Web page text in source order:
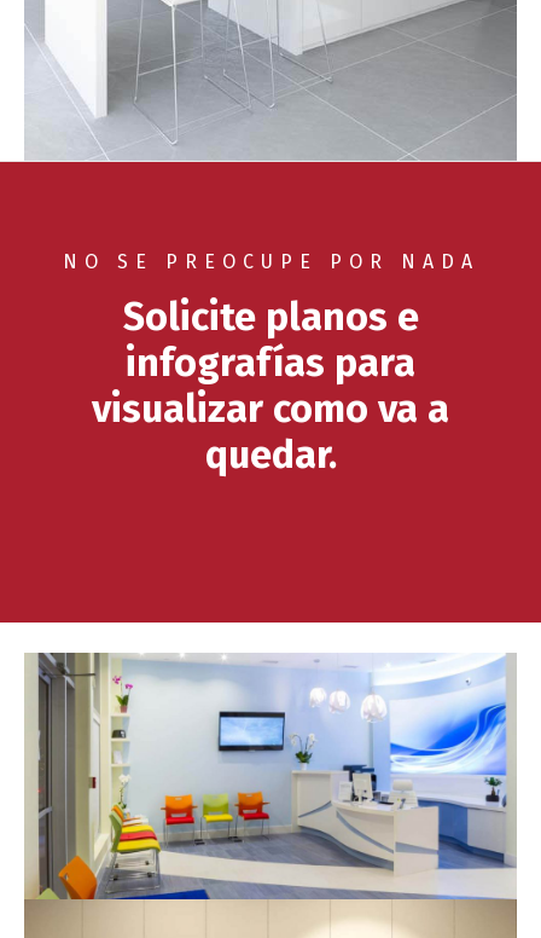
NO SE PREOCUPE POR NADA
Solicite planos e
infografías para
visualizar como va a
quedar.